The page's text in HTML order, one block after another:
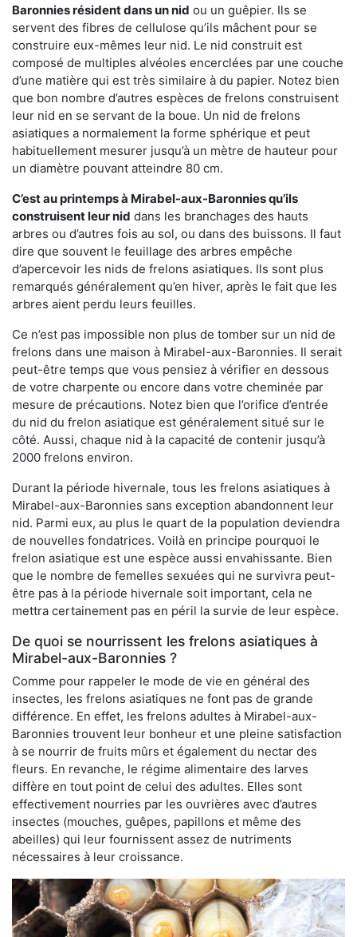
Baronnies résident dans un nid ou un guêpier. Ils se
servent des fibres de cellulose qu’ils mâchent pour se
construire eux-mêmes leur nid. Le nid construit est
composé de multiples alvéoles encerclées par une couche
d’une matière qui est très similaire à du papier. Notez bien
que bon nombre d’autres espèces de frelons construisent
leur nid en se servant de la boue. Un nid de frelons
asiatiques a normalement la forme sphérique et peut
habituellement mesurer jusqu’à un mètre de hauteur pour
un diamètre pouvant atteindre 80 cm.
C’est au printemps à Mirabel-aux-Baronnies qu’ils
construisent leur nid dans les branchages des hauts
arbres ou d’autres fois au sol, ou dans des buissons. Il faut
dire que souvent le feuillage des arbres empêche
d’apercevoir les nids de frelons asiatiques. Ils sont plus
remarqués généralement qu’en hiver, après le fait que les
arbres aient perdu leurs feuilles.
Ce n’est pas impossible non plus de tomber sur un nid de
frelons dans une maison à Mirabel-aux-Baronnies. Il serait
peut-être temps que vous pensiez à vérifier en dessous
de votre charpente ou encore dans votre cheminée par
mesure de précautions. Notez bien que l’orifice d’entrée
du nid du frelon asiatique est généralement situé sur le
côté. Aussi, chaque nid à la capacité de contenir jusqu’à
2000 frelons environ.
Durant la période hivernale, tous les frelons asiatiques à
Mirabel-aux-Baronnies sans exception abandonnent leur
nid. Parmi eux, au plus le quart de la population deviendra
de nouvelles fondatrices. Voilà en principe pourquoi le
frelon asiatique est une espèce aussi envahissante. Bien
que le nombre de femelles sexuées qui ne survivra peut-
être pas à la période hivernale soit important, cela ne
mettra certainement pas en péril la survie de leur espèce.
De quoi se nourrissent les frelons asiatiques à
Mirabel-aux-Baronnies ?
Comme pour rappeler le mode de vie en général des
insectes, les frelons asiatiques ne font pas de grande
différence. En effet, les frelons adultes à Mirabel-aux-
Baronnies trouvent leur bonheur et une pleine satisfaction
à se nourrir de fruits mûrs et également du nectar des
fleurs. En revanche, le régime alimentaire des larves
diffère en tout point de celui des adultes. Elles sont
effectivement nourries par les ouvrières avec d’autres
insectes (mouches, guêpes, papillons et même des
abeilles) qui leur fournissent assez de nutriments
nécessaires à leur croissance.